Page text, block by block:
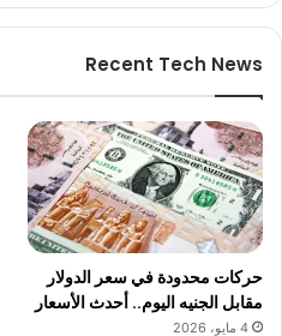
Recent Tech News
حركات محدودة في سعر الدولار
مقابل الجنيه اليوم.. أحدث الأسعار
4 مايو، 2026